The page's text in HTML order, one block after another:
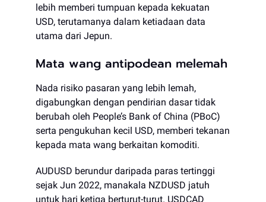
lebih memberi tumpuan kepada kekuatan
USD, terutamanya dalam ketiadaan data
utama dari Jepun.
Mata wang antipodean melemah
Nada risiko pasaran yang lebih lemah,
digabungkan dengan pendirian dasar tidak
berubah oleh People’s Bank of China (PBoC)
serta pengukuhan kecil USD, memberi tekanan
kepada mata wang berkaitan komoditi.
AUDUSD berundur daripada paras tertinggi
sejak Jun 2022, manakala NZDUSD jatuh
untuk hari ketiga berturut-turut. USDCAD